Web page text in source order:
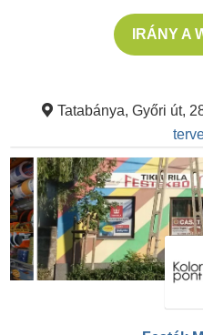
IRÁNY A
Tatabánya, Győri út,